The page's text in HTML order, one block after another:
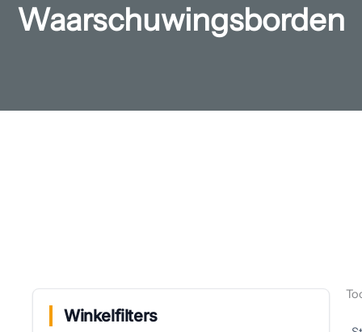
Waarschuwingsborden
Winkelfilters